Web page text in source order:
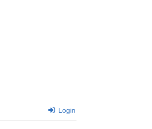
Login